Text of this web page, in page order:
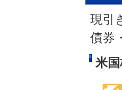
現引
債券
米